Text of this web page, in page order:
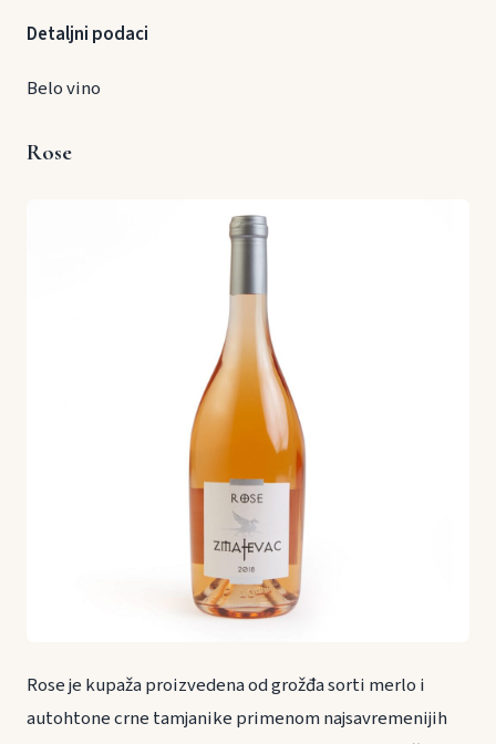
Detaljni podaci
Belo vino
Rose
Rose je kupaža proizvedena od grožđa sorti merlo i
autohtone crne tamjanike primenom najsavremenijih